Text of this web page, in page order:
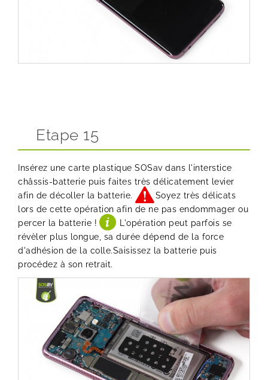
Etape 15
Insérez une carte plastique SOSav dans l'interstice
châssis-batterie puis faites très délicatement levier
afin de décoller la batterie.
Soyez très délicats
lors de cette opération afin de ne pas endommager ou
percer la batterie !
L'opération peut parfois se
révèler plus longue, sa durée dépend de la force
d'adhésion de la colle.Saisissez la batterie puis
procédez à son retrait.